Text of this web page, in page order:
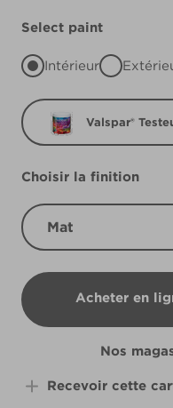
Select paint
Intérieur
Valspar®
Choisir la finition
Mat
Acheter en
B&Q
Nos
Recevoir cette